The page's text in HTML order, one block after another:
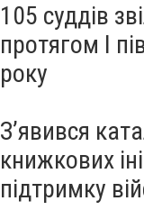
105 суддів
протягом I
року
З’явився
книжкових
підтримку